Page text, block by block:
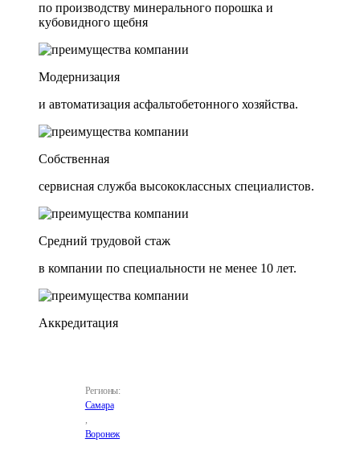
по производству минерального порошка и
кубовидного щебня
Модернизация
и автоматизация асфальтобетонного хозяйства.
Собственная
сервисная служба высококлассных специалистов.
Средний трудовой стаж
в компании по специальности не менее 10 лет.
Аккредитация
Регионы:
Самара
,
Воронеж